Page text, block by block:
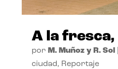
A la fresca,
por M. Muñoz y R. Sol|
ciudad, Reportaje